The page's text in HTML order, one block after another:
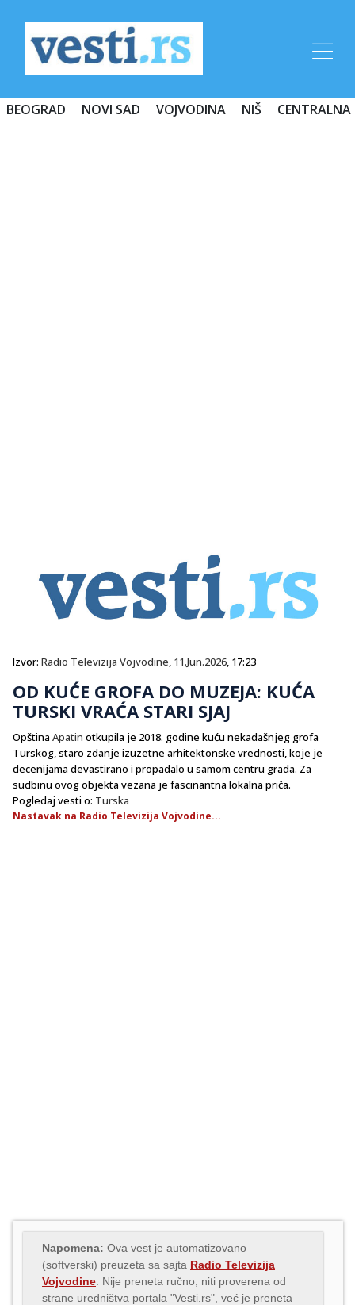
BEOGRAD NOVI SAD VOJVODINA NIŠ CENTRALNA
Izvor: Radio Televizija Vojvodine, 11.Jun.2026, 17:23
OD KUĆE GROFA DO MUZEJA: KUĆA
TURSKI VRAĆA STARI SJAJ
Opština Apatin otkupila je 2018. godine kuću nekadašnjeg grofa
Turskog, staro zdanje izuzetne arhitektonske vrednosti, koje je
decenijama devastirano i propadalo u samom centru grada. Za
sudbinu ovog objekta vezana je fascinantna lokalna priča.
Pogledaj vesti o: Turska
Nastavak na Radio Televizija Vojvodine...
Napomena: Ova vest je automatizovano
(softverski) preuzeta sa sajta Radio Televizija
Vojvodine . Nije preneta ručno, niti proverena od
strane uredništva portala "Vesti.rs", već je preneta